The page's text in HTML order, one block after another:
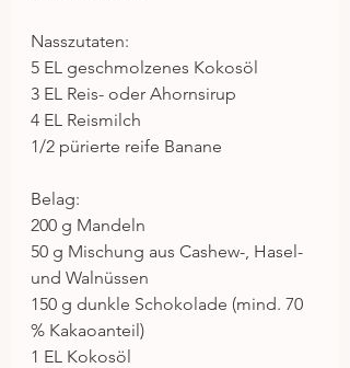
Nasszutaten:
5 EL geschmolzenes Kokosöl
3 EL Reis- oder Ahornsirup
4 EL Reismilch
1/2 pürierte reife Banane
Belag:
200 g Mandeln
50 g Mischung aus Cashew-, Hasel-
und Walnüssen
150 g dunkle Schokolade (mind. 70
% Kakaoanteil)
1 EL Kokosöl